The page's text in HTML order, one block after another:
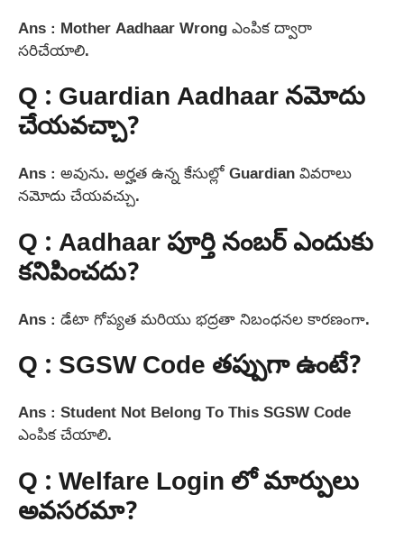
Ans : Mother Aadhaar Wrong ఎంపిక ద్వారా
సరిచేయాలి.
Q : Guardian Aadhaar నమోదు
చేయవచ్చా?
Ans : అవును. అర్హత ఉన్న కేసుల్లో Guardian వివరాలు
నమోదు చేయవచ్చు.
Q : Aadhaar పూర్తి నంబర్ ఎందుకు
కనిపించదు?
Ans : డేటా గోప్యత మరియు భద్రతా నిబంధనల కారణంగా.
Q : SGSW Code తప్పుగా ఉంటే?
Ans : Student Not Belong To This SGSW Code
ఎంపిక చేయాలి.
Q : Welfare Login లో మార్పులు
అవసరమా?